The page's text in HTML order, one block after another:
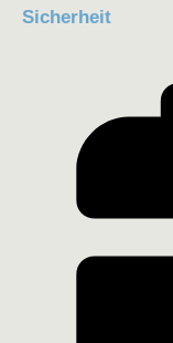
Sicherheit